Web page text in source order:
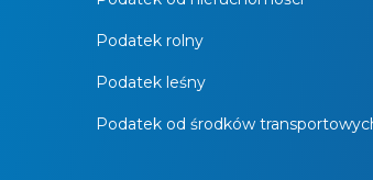
Podatek rolny
Podatek leśny
Podatek od środków